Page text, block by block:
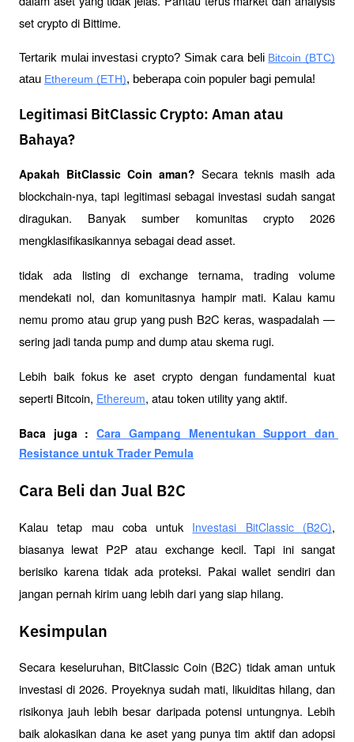
set crypto di Bittime.
Tertarik mulai investasi crypto? Simak cara beli Bitcoin (BTC)
atau Ethereum (ETH), beberapa coin populer bagi pemula!
Legitimasi BitClassic Crypto: Aman atau
Bahaya?
Apakah BitClassic Coin aman? Secara teknis masih ada
blockchain-nya, tapi legitimasi sebagai investasi sudah sangat
diragukan. Banyak sumber komunitas crypto 2026
mengklasifikasikannya sebagai dead asset.
tidak ada listing di exchange ternama, trading volume
mendekati nol, dan komunitasnya hampir mati. Kalau kamu
nemu promo atau grup yang push B2C keras, waspadalah —
sering jadi tanda pump and dump atau skema rugi.
Lebih baik fokus ke aset crypto dengan fundamental kuat
seperti Bitcoin, Ethereum, atau token utility yang aktif.
Baca juga : Cara Gampang Menentukan Support dan
Resistance untuk Trader Pemula
Cara Beli dan Jual B2C
Kalau tetap mau coba untuk Investasi BitClassic (B2C),
biasanya lewat P2P atau exchange kecil. Tapi ini sangat
berisiko karena tidak ada proteksi. Pakai wallet sendiri dan
jangan pernah kirim uang lebih dari yang siap hilang.
Kesimpulan
Secara keseluruhan, BitClassic Coin (B2C) tidak aman untuk
investasi di 2026. Proyeknya sudah mati, likuiditas hilang, dan
risikonya jauh lebih besar daripada potensi untungnya. Lebih
baik alokasikan dana ke aset yang punya tim aktif dan adopsi